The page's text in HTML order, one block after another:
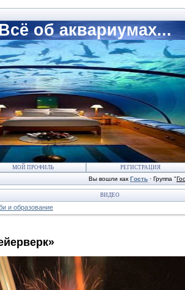
об аквариумах...
МОЙ ПРОФИЛЬ РЕГИСТРАЦИЯ
Вы вошли как Гость · Группа "
ВИДЕО
и образование